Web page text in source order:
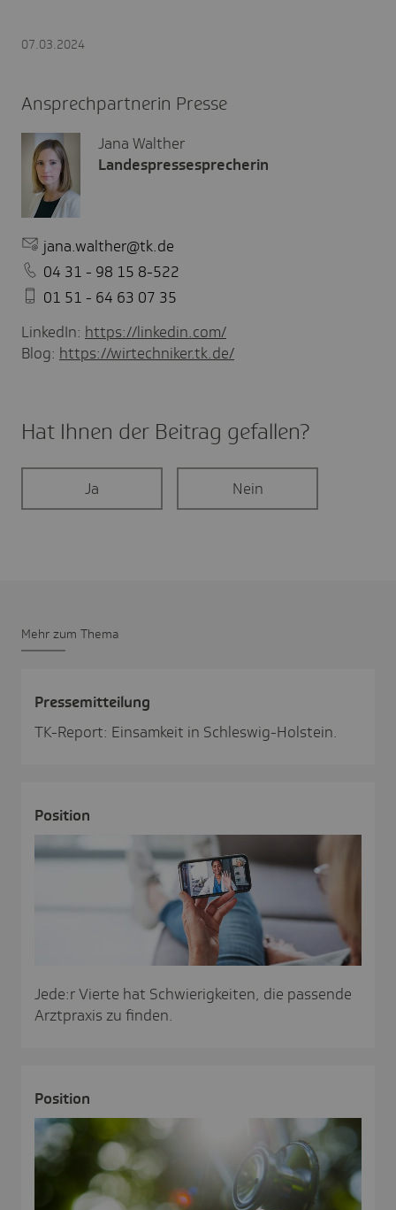
07.03.2024
Ansprechpartnerin Presse
Jana Walther
Landespressesprecherin
jana.walther@tk.de
04 31 - 98 15 8-522
01 51 - 64 63 07 35
LinkedIn: https://linkedin.com/
Blog: https://wirtechniker.tk.de/
Hat Ihnen der Beitrag gefal­len?
Ja Nein
Mehr zum Thema
Pres­se­mit­tei­lung
TK-Report: Einsamkeit in Schleswig-Holstein.
Posi­tion
Jede:r Vierte hat Schwierigkeiten, die passende
Arztpraxis zu finden.
Posi­tion